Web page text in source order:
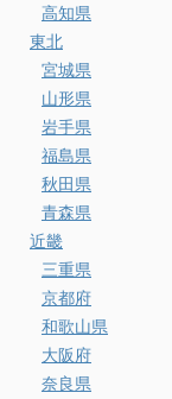
高知県
東北
宮城県
山形県
岩手県
福島県
秋田県
青森県
近畿
三重県
京都府
和歌山県
大阪府
奈良県